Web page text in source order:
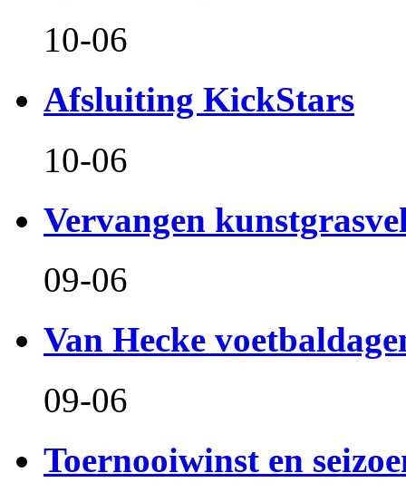
10-06
Afsluiting KickStars
10-06
Vervangen
09-06
Van Hecke
09-06
Toernooiwinst en